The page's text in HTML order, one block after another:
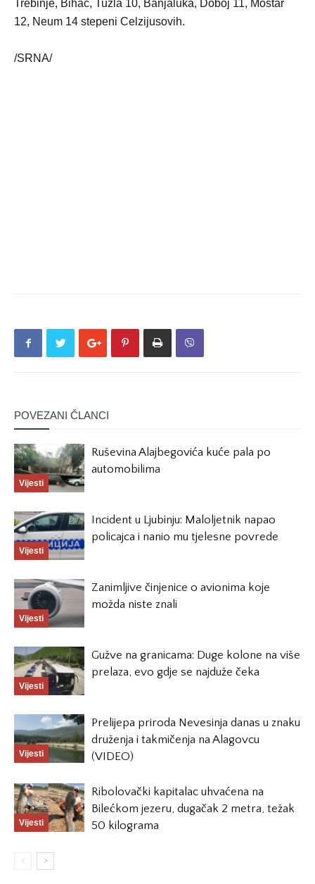
Trebinje, Bihać, Tuzla 10, Banjaluka, Doboj 11, Mostar
12, Neum 14 stepeni Celzijusovih.
/SRNA/
POVEZANI ČLANCI
Vijesti
Ruševina Alajbegovića kuće pala po
automobilima
Vijesti
Incident u Ljubinju: Maloljetnik napao
policajca i nanio mu tjelesne povrede
Vijesti
Zanimljive činjenice o avionima koje
možda niste znali
Vijesti
Gužve na granicama: Duge kolone na više
prelaza, evo gdje se najduže čeka
Vijesti
Prelijepa priroda Nevesinja danas u znaku
druženja i takmičenja na Alagovcu
(VIDEO)
Vijesti
Ribolovački kapitalac uhvaćena na
Bilećkom jezeru, dugačak 2 metra, težak
50 kilograma